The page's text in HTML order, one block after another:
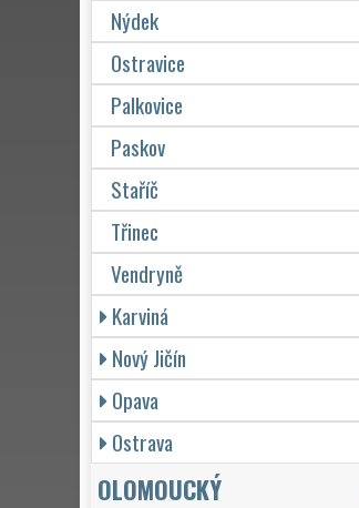
Nýdek
Ostravice
Palkovice
Paskov
Staříč
Třinec
Vendryně
Karviná
Nový Jičín
Opava
Ostrava
OLOMOUCKÝ